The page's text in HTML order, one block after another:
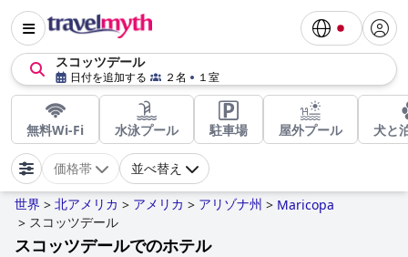
スコッツデール
日付を追加する ２名 １室
無料Wi-Fi 水泳プール 駐車場 屋外プール 犬と
価格帯 並べ替え
世界 > 北アメリカ > アメリカ > アリゾナ州 > Maricopa
> スコッツデール
スコッツデールでのホテル